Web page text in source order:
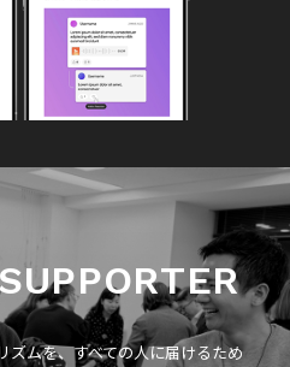
ズムを、すべての人に届けるため